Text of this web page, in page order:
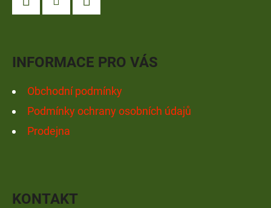
INFORMACE PRO VÁS
Obchodní podmínky
Podmínky ochrany osobních údajů
Prodejna
KONTAKT